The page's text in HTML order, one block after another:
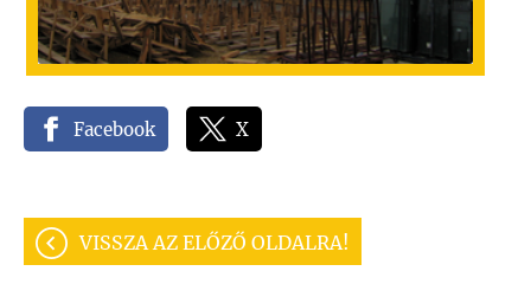
Facebook X
VISSZA AZ ELŐZŐ OLDALRA!